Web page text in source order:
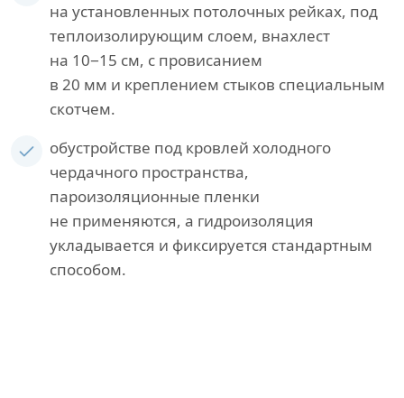
на установленных потолочных рейках, под
теплоизолирующим слоем, внахлест
на 10−15 см, с провисанием
в 20 мм и креплением стыков специальным
скотчем.
обустройстве под кровлей холодного
чердачного пространства,
пароизоляционные пленки
не применяются, а гидроизоляция
укладывается и фиксируется стандартным
способом.